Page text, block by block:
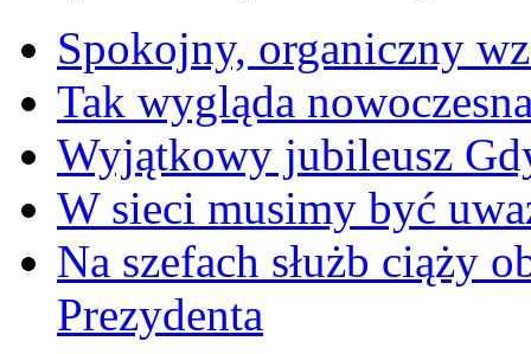
Spokojny, organiczny
Tak wygląda
Wyjątkowy jubileusz
W sieci musimy być
Na szefach służb ciąży
Prezydenta